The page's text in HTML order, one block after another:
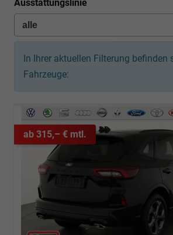
Ausstattungslinie
In Ihrer aktuellen Filterung befinden
Fahrzeuge:
ab 315,– € mtl.